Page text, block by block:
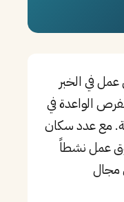
في الخبر
الواعدة في
مع عدد سكان
سوق عمل نشطاً
مجال